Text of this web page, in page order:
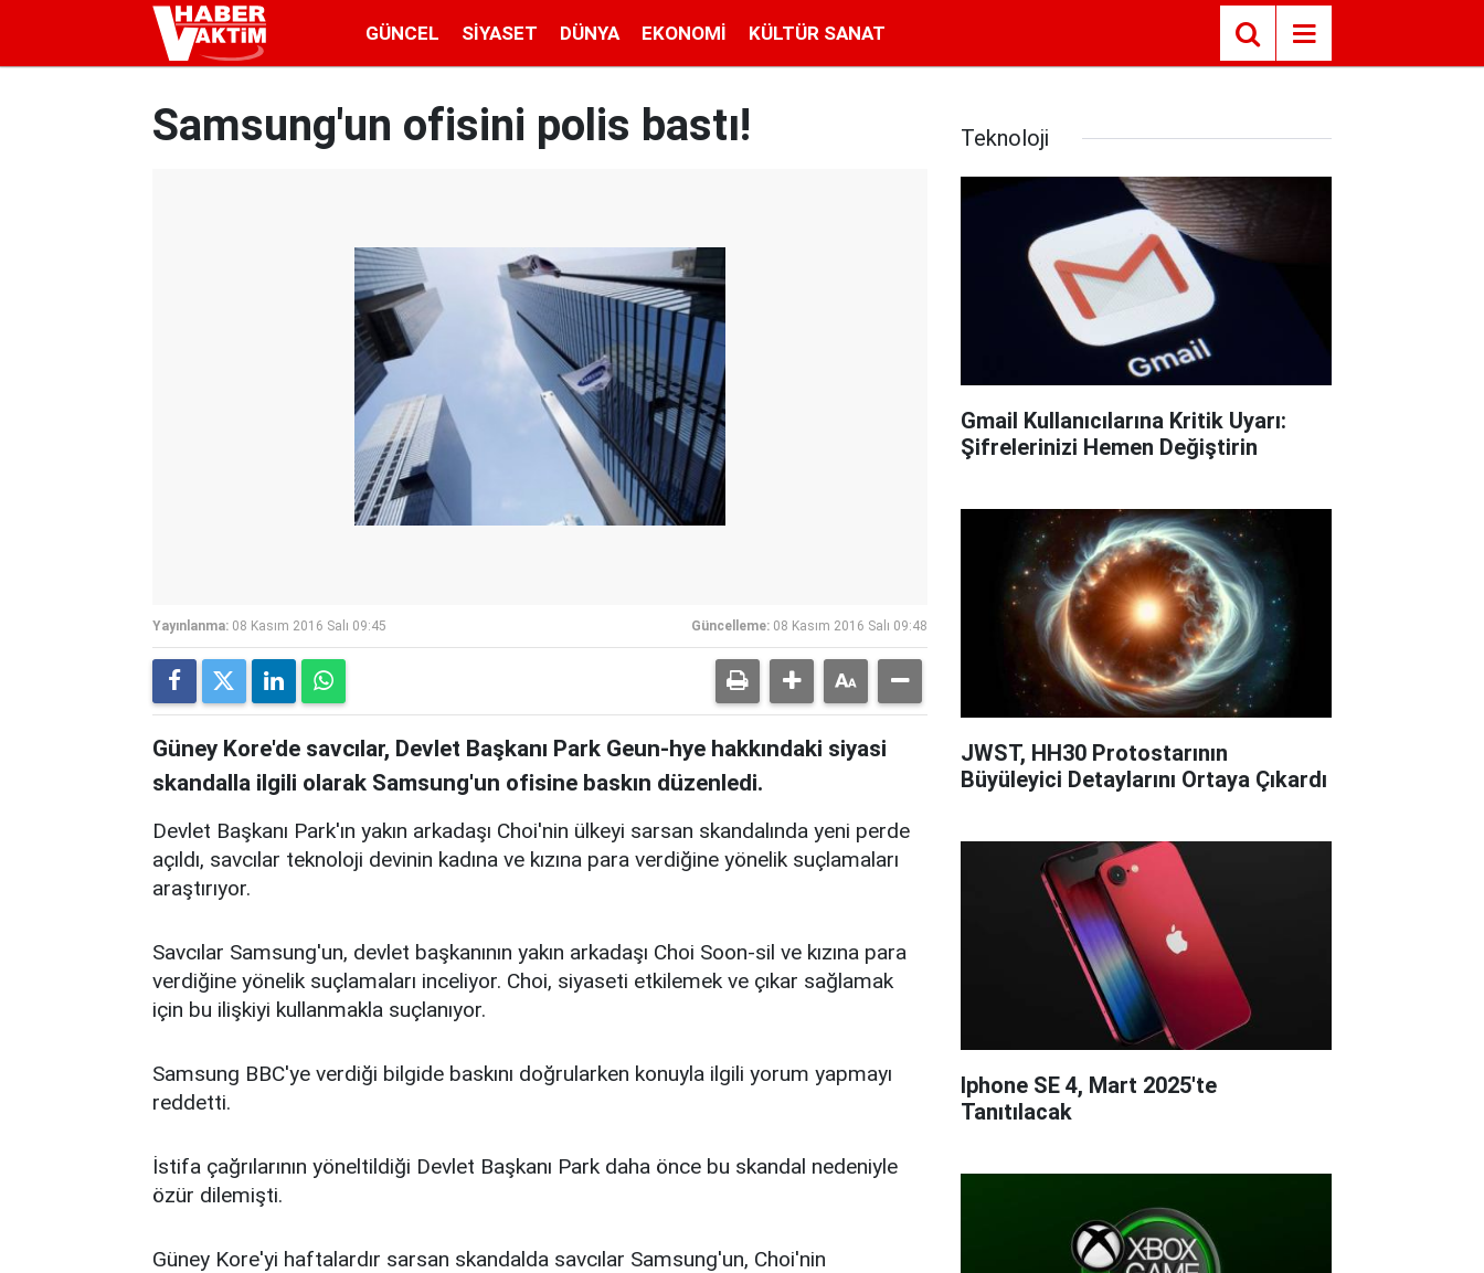
GÜNCEL SIYASET DÜNYA EKONOMI KÜLTÜR SANAT
Samsung'un ofisini polis bastı!
Yayınlanma: 08 Kasım 2016 Salı 09:45 Güncelleme: 08 Kasım 2016 Salı 09:48
Güney Kore'de savcılar, Devlet Başkanı Park Geun-hye hakkındaki siyasi
skandalla ilgili olarak Samsung'un ofisine baskın düzenledi.
Devlet Başkanı Park'ın yakın arkadaşı Choi'nin ülkeyi sarsan skandalında yeni perde
açıldı, savcılar teknoloji devinin kadına ve kızına para verdiğine yönelik suçlamaları
araştırıyor.
Savcılar Samsung'un, devlet başkanının yakın arkadaşı Choi Soon-sil ve kızına para
verdiğine yönelik suçlamaları inceliyor. Choi, siyaseti etkilemek ve çıkar sağlamak
için bu ilişkiyi kullanmakla suçlanıyor.
Samsung BBC'ye verdiği bilgide baskını doğrularken konuyla ilgili yorum yapmayı
reddetti.
İstifa çağrılarının yöneltildiği Devlet Başkanı Park daha önce bu skandal nedeniyle
özür dilemişti.
Güney Kore'yi haftalardır sarsan skandalda savcılar Samsung'un, Choi'nin
Teknoloji
Gmail Kullanıcılarına Kritik Uyarı:
Şifrelerinizi Hemen Değiştirin
JWST, HH30 Protostarının
Büyüleyici Detaylarını Ortaya Çıkardı
Iphone SE 4, Mart 2025'te
Tanıtılacak